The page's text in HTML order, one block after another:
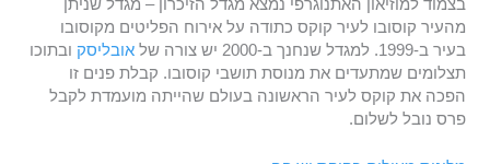
בצמוד למוזיאון האתנוגרפי נמצא מגדל הזיכרון – מגדל שניתן
מהעיר קוסובו לעיר קוקס כתודה על אירוח הפליטים מקוסובו
בעיר ב-1999. למגדל שנחנך ב-2000 יש צורה של
אובליסק ובתוכו
תצלומים שמתעדים את מנוסת תושבי קוסובו. קבלת פנים זו
הפכה את קוקס לעיר הראשונה בעולם שהייתה מועמדת לקבל
פרס נובל לשלום.